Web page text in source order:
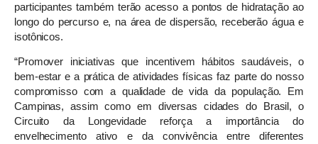
participantes também terão acesso a pontos de hidratação ao
longo do percurso e, na área de dispersão, receberão água e
isotônicos.
“Promover iniciativas que incentivem hábitos saudáveis, o
bem-estar e a prática de atividades físicas faz parte do nosso
compromisso com a qualidade de vida da população. Em
Campinas, assim como em diversas cidades do Brasil, o
Circuito da Longevidade reforça a importância do
envelhecimento ativo e da convivência entre diferentes